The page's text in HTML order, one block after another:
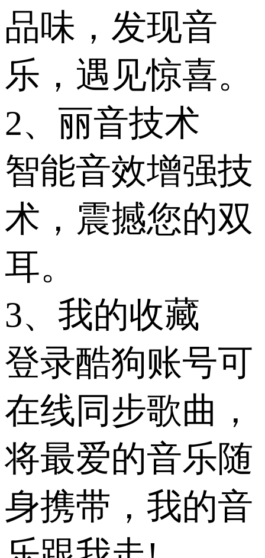
品味，发现音
乐，遇见惊喜。
2、丽音技术
智能音效增强技
术，震撼您的双
耳。
3、我的收藏
登录酷狗账号可
在线同步歌曲，
将最爱的音乐随
身携带，我的音